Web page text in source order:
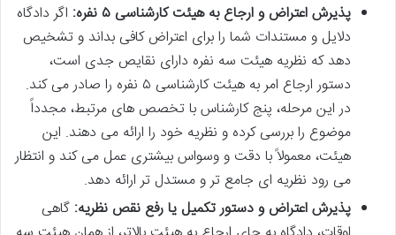
پذیرش اعتراض و ارجاع به هیئت کارشناسی ۵ نفره:
اگر دادگاه
دلایل و مستندات شما را برای اعتراض کافی بداند و تشخیص
دهد که نظریه هیئت سه نفره دارای نقایص جدی است،
دستور ارجاع امر به هیئت کارشناسی ۵ نفره را صادر می کند.
در این مرحله، پنج کارشناس با تخصص های مرتبط، مجدداً
موضوع را بررسی کرده و نظریه خود را ارائه می دهند. این
هیئت، معمولاً با دقت و وسواس بیشتری عمل می کند و انتظار
می رود نظریه ای جامع تر و مستدل تر ارائه دهد.
پذیرش اعتراض و دستور تکمیل یا رفع نقص نظریه: گاهی